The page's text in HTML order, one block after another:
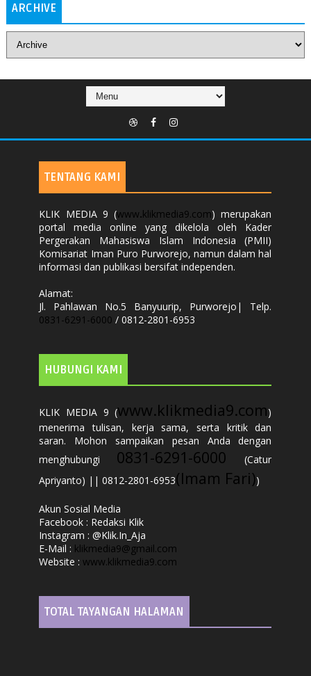
ARCHIVE
TENTANG KAMI
KLIK MEDIA 9 (www.klikmedia9.com) merupakan
portal media online yang dikelola oleh Kader
Pergerakan Mahasiswa Islam Indonesia (PMII)
Komisariat Iman Puro Purworejo, namun dalam hal
informasi dan publikasi bersifat independen.
Alamat:
Jl. Pahlawan No.5 Banyuurip, Purworejo| Telp.
0831-6291-6000 / 0812-2801-6953
HUBUNGI KAMI
KLIK MEDIA 9 (www.klikmedia9.com)
menerima tulisan, kerja sama, serta kritik dan
saran. Mohon sampaikan pesan Anda dengan
menghubungi 0831-6291-6000(Catur
Apriyanto) || 0812-2801-6953(Imam Fari))
Akun Sosial Media
Facebook : Redaksi Klik
Instagram : @Klik.In_Aja
E-Mail : klikmedia9@gmail.com
Website :www.klikmedia9.com
TOTAL TAYANGAN HALAMAN